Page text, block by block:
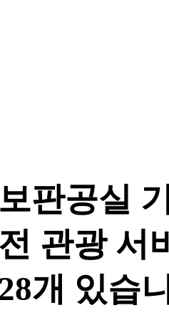
판공실
관광 서
개 있습